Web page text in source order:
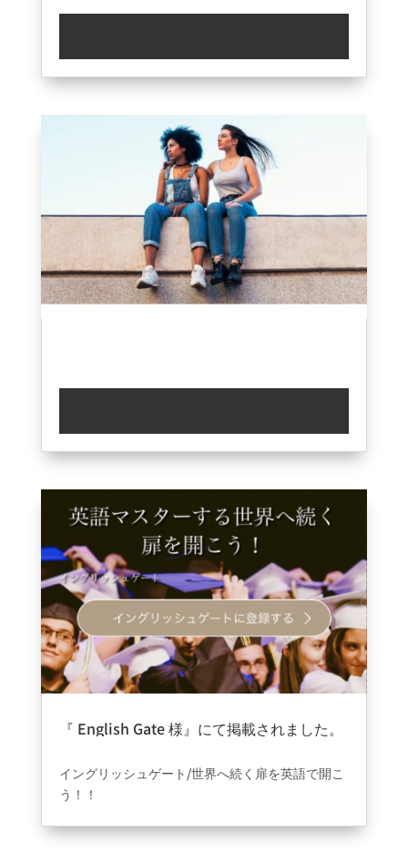
英会話始めてみたいけど、本当に初心者で
る？？
大丈夫です！Beは完全初心者から始められ
ます✨✨
全く英語が分からなくても、ネイティブの
レッスンが受けてみたい人大歓迎！
もちろんサポートもしっかりあります????
心斎橋英会話 #大阪英会話カフェ #英会話カ
フェ #大阪英会話スクール #英会話レッスン
#英語フレーズ #英語勉強 #英語話せるよう
になりたい #英会話の秋
英語ミニレッスン????（English version）
先生: Dave!
テーマ: seeとmeet
meetって友達に会う時につかうの？？
meetは初めての人に会うときに使います☺️
既に知り合いの人に会う時はseeを使います
詳しくはビデオをチェックしてみてくださいね❤️
心斎橋英会話 #大阪英
会話カフェ #英会話カ
フェ #大阪英会話スク
ール #英会話レッスン
『 English Gate 様』にて掲載されました。
イングリッシュゲート/世界へ続く扉を英語で開こ
う！！
全国おすすめ英会話教室・英語学習教室！